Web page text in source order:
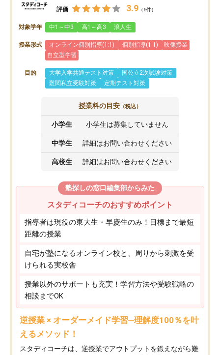
評価 3.9 （6件）
対象学年 中1～中3 高1～高3 浪人生
授業形式 オンライン個別指導(1:1) 個別指導(1:1)
映像授業
自立型学習
目的 大学入学共通テスト対策
国公立2次試験対策
難関私立受験対策
定期テスト対策
授業料の目安 （税込）
小学生 小学生は募集していません
中学生 詳細はお問い合わせください
高校生 詳細はお問い合わせください
塾探しの窓口編集部からみた
スタディコーチのおすすめポイント
指導者は現役の東大生・早慶生のみ！目標まで最短
距離の授業
自宅が塾になるオンライン校と、周りから刺激を受
けられる実校舎
授業以外のサポートも充実！学習方法や受験戦略の
相談までOK
逆授業 × オーダーメイド学習─理解度100％を叶
えるメソッド！
スタディコーチは、逆授業でアウトプットを鍛えながら難